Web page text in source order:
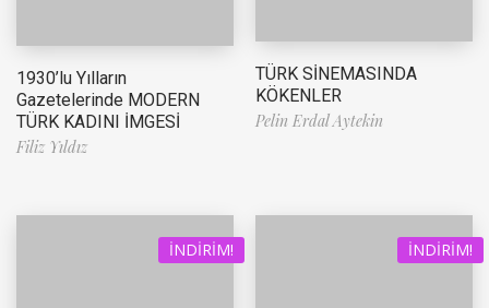
1930’lu Yılların
Gazetelerinde MODERN
TÜRK KADINI İMGESİ
Filiz Yıldız
TÜRK SİNEMASINDA
KÖKENLER
Pelin Erdal Aytekin
İNDIRIM! İNDIRIM!